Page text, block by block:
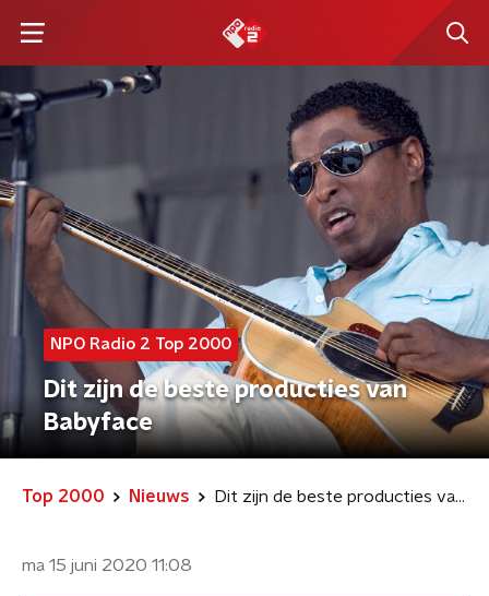
NPO Radio 2 Top 2000
Dit zijn de beste producties van
Babyface
Top 2000 Nieuws Dit zijn de beste producties van Babyface
ma 15 juni 2020 11:08